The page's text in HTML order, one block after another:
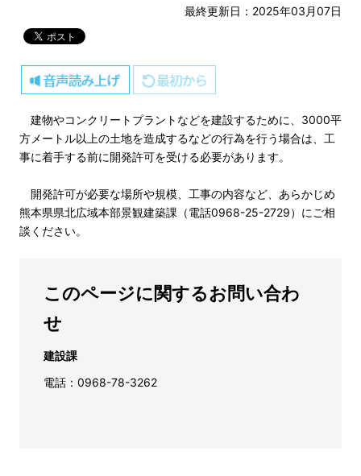
最終更新日：2025年03月07日
建物やコンクリートプラントなどを建設するために、3000平
方メートル以上の土地を造成するなどの行為を行う場合は、工
事に着手する前に開発許可を受ける必要があります。
開発許可が必要な場所や規模、工事の内容など、あらかじめ
熊本県県北広域本部景観建築課（電話0968-25-2729）にご相
談ください。
このページに関するお問い合わ
せ
建設課
電話：0968-78-3262